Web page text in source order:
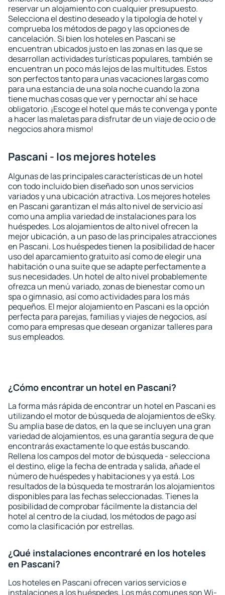
reservar un alojamiento con cualquier presupuesto.
Selecciona el destino deseado y la tipología de hotel y
comprueba los métodos de pago y las opciones de
cancelación. Si bien los hoteles en Pascani se
encuentran ubicados justo en las zonas en las que se
desarrollan actividades turísticas populares, también se
encuentran un poco más lejos de las multitudes. Estos
son perfectos tanto para unas vacaciones largas como
para una estancia de una sola noche cuando la zona
tiene muchas cosas que ver y pernoctar ahí se hace
obligatorio. ¡Escoge el hotel que más te convenga y ponte
a hacer las maletas para disfrutar de un viaje de ocio o de
negocios ahora mismo!
Pascani - los mejores hoteles
Algunas de las principales características de un hotel
con todo incluido bien diseñado son unos servicios
variados y una ubicación atractiva. Los mejores hoteles
en Pascani garantizan el más alto nivel de servicio así
como una amplia variedad de instalaciones para los
huéspedes. Los alojamientos de alto nivel ofrecen la
mejor ubicación, a un paso de las principales atracciones
en Pascani. Los huéspedes tienen la posibilidad de hacer
uso del aparcamiento gratuito así como de elegir una
habitación o una suite que se adapte perfectamente a
sus necesidades. Un hotel de alto nivel probablemente
ofrezca un menú variado, zonas de bienestar como un
spa o gimnasio, así como actividades para los más
pequeños. El mejor alojamiento en Pascani es la opción
perfecta para parejas, familias y viajes de negocios, así
como para empresas que desean organizar talleres para
sus empleados.
¿Cómo encontrar un hotel en Pascani?
La forma más rápida de encontrar un hotel en Pascani es
utilizando el motor de búsqueda de alojamientos de eSky.
Su amplia base de datos, en la que se incluyen una gran
variedad de alojamientos, es una garantía segura de que
encontrarás exactamente lo que estás buscando.
Rellena los campos del motor de búsqueda - selecciona
el destino, elige la fecha de entrada y salida, añade el
número de huéspedes y habitaciones y ya está. Los
resultados de la búsqueda te mostrarán los alojamientos
disponibles para las fechas seleccionadas. Tienes la
posibilidad de comprobar fácilmente la distancia del
hotel al centro de la ciudad, los métodos de pago así
como la clasificación por estrellas.
¿Qué instalaciones encontraré en los hoteles
en Pascani?
Los hoteles en Pascani ofrecen varios servicios e
instalaciones a los huéspedes. Los más comunes son Wi-